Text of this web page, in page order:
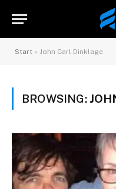
Start » John Carl Dinklage
BROWSING: